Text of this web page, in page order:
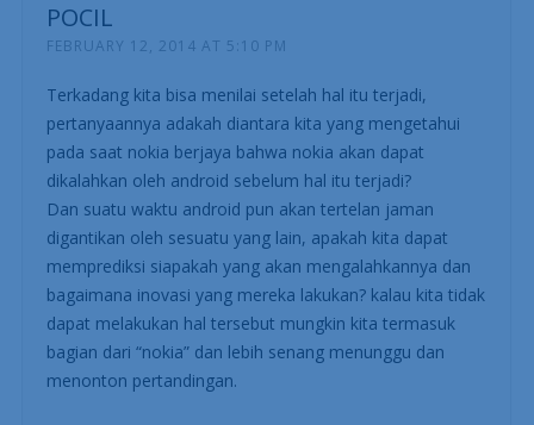
POCIL
FEBRUARY 12, 2014 AT 5:10 PM
Terkadang kita bisa menilai setelah hal itu terjadi,
pertanyaannya adakah diantara kita yang mengetahui
pada saat nokia berjaya bahwa nokia akan dapat
dikalahkan oleh android sebelum hal itu terjadi?
Dan suatu waktu android pun akan tertelan jaman
digantikan oleh sesuatu yang lain, apakah kita dapat
memprediksi siapakah yang akan mengalahkannya dan
bagaimana inovasi yang mereka lakukan? kalau kita tidak
dapat melakukan hal tersebut mungkin kita termasuk
bagian dari “nokia” dan lebih senang menunggu dan
menonton pertandingan.